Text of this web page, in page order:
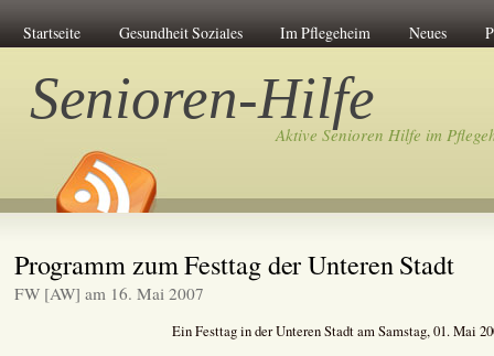
Startseite Gesundheit Soziales Im Pflegeheim Neues
Senioren-Hilfe
Aktive Senioren Hilfe im
Programm zum Festtag der Unteren Stadt
FW [AW] am 16. Mai 2007
Ein Festtag in der Unteren Stadt am Samstag, 01. Mai